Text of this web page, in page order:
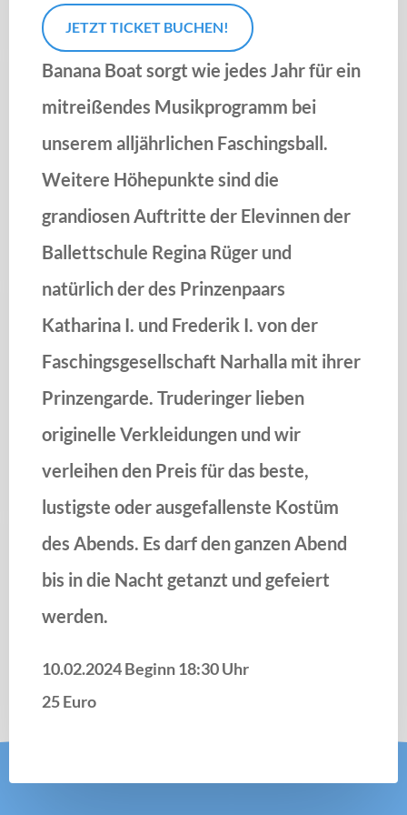
JETZT TICKET BUCHEN!
Banana Boat sorgt wie jedes Jahr für ein
mitreißendes Musikprogramm bei
unserem alljährlichen Faschingsball.
Weitere Höhepunkte sind die
grandiosen Auftritte der Elevinnen der
Ballettschule Regina Rüger und
natürlich der des Prinzenpaars
Katharina I. und Frederik I. von der
Faschingsgesellschaft Narhalla mit ihrer
Prinzengarde. Truderinger lieben
originelle Verkleidungen und wir
verleihen den Preis für das beste,
lustigste oder ausgefallenste Kostüm
des Abends. Es darf den ganzen Abend
bis in die Nacht getanzt und gefeiert
werden.
10.02.2024Beginn 18:30 Uhr
25 Euro